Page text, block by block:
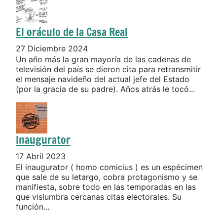
El oráculo de la Casa Real
27 Diciembre 2024
Un año más la gran mayoría de las cadenas de
televisión del país se dieron cita para retransmitir
el mensaje navideño del actual jefe del Estado
(por la gracia de su padre). Años atrás le tocó...
Inaugurator
17 Abril 2023
El inaugurator ( homo comicius ) es un espécimen
que sale de su letargo, cobra protagonismo y se
manifiesta, sobre todo en las temporadas en las
que vislumbra cercanas citas electorales. Su
función...